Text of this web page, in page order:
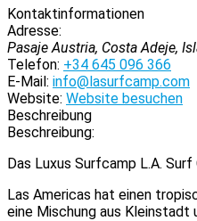
Kontaktinformationen
Adresse:
Pasaje Austria, Costa Adeje,
Telefon: +34 645 096 366
E-Mail: info@lasurfcamp.com
Website: Website besuchen
Beschreibung
Beschreibung:
Das Luxus Surfcamp L.A.
Las Americas hat einen
eine Mischung aus Kleinstadt